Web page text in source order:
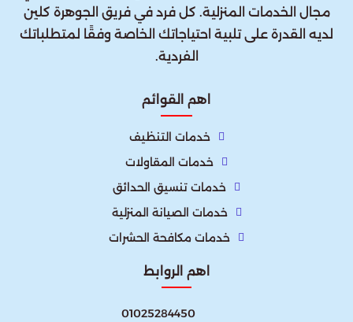
مجال الخدمات المنزلية. كل فرد في فريق الجوهرة كلين
لديه القدرة على تلبية احتياجاتك الخاصة وفقًا لمتطلباتك
الفردية.
اهم القوائم
خدمات التنظيف
خدمات المقاولات
خدمات تنسيق الحدائق
خدمات الصيانة المنزلية
خدمات مكافحة الحشرات
اهم الروابط
01025284450